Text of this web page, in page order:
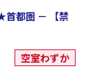
首都圏 － 【禁
空室わずか